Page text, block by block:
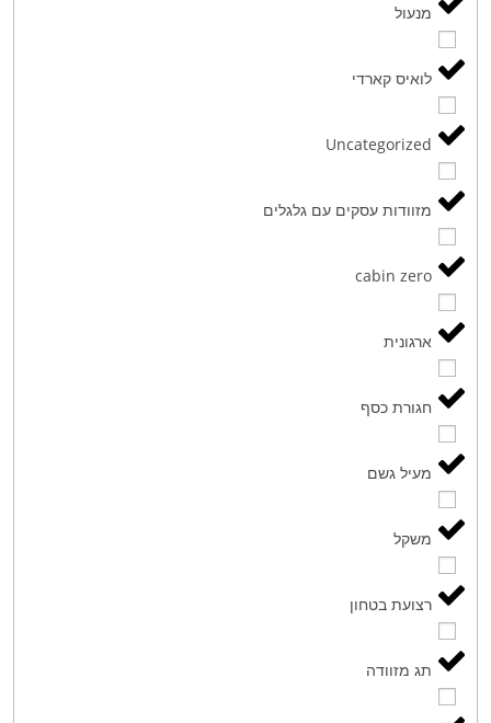
מנעול
לואיס קארדי
Uncategorized
מזוודות עסקים עם גלגלים
cabin zero
ארגונית
חגורת כסף
מעיל גשם
משקל
רצועת בטחון
תג מזוודה